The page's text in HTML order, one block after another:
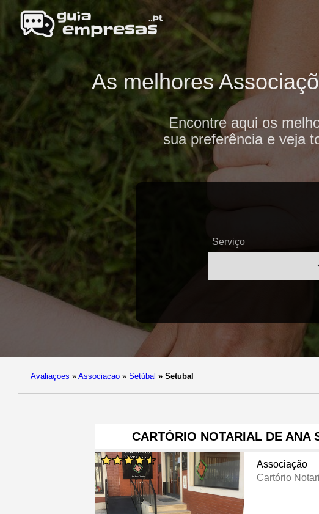
As melhores
Encontre aqui os
sua preferência e veja
Serviço
Avaliaçoes » Associacao » Setúbal » Setubal
CARTÓRIO NOTARIAL DE ANA
Associação
Cartório